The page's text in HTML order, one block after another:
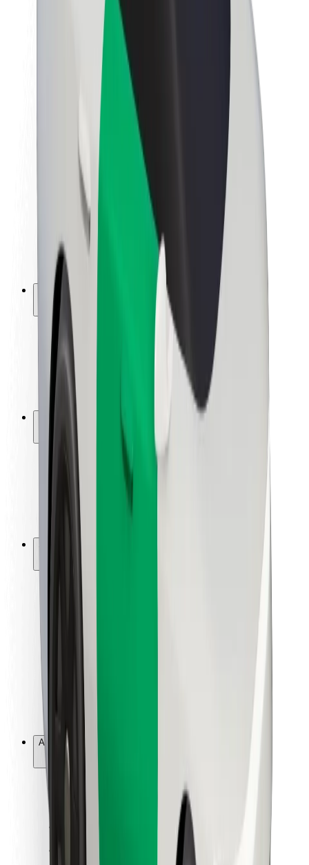
À propos de Bolt
La durabilité chez Bolt
Project Zero
Actualités
Lignes directrices de marque
Notre mission
Relations investisseurs
Équipe de direction
La marque
Ressources
Fonds urbain
Sécurité
Sécurité des passagers
Sécurité des chauffeurs
Sécurité à trottinette
Safety Lab
Villes
Emplacements
Solutions pour les villes
Aéroports
Stations de charge Bolt
Pour les passagers
Pour les chauffeurs
Pour les livreurs
Pour les propriétaires de flotte
Pour les restaurants
Bolt for Business
Autres
Conditions générales